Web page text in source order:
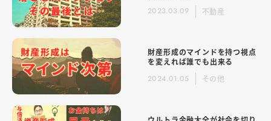
2023.03.09 不動産
財産形成のマインドを持つ視点
を変えれば誰でも出来る
2024.01.05 その他